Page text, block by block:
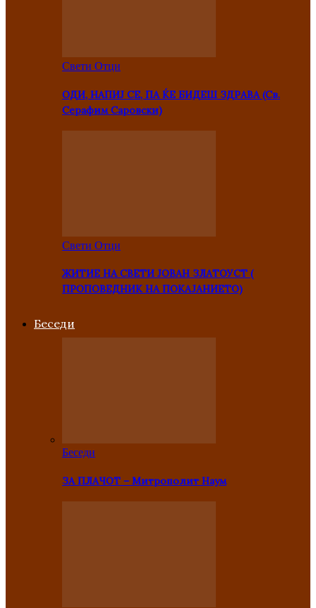
Свети Отци
ОДИ, НАПИЈ СЕ, ПА ЌЕ БИДЕШ ЗДРАВА (Св.
Серафим Саровски)
Свети Отци
ЖИТИЕ НА СВЕТИ ЈОВАН ЗЛАТОУСТ (
ПРОПОВЕДНИК НА ПОКАЈАНИЕТО)
Беседи
Беседи
ЗА ПЛАЧОТ – Митрополит Наум